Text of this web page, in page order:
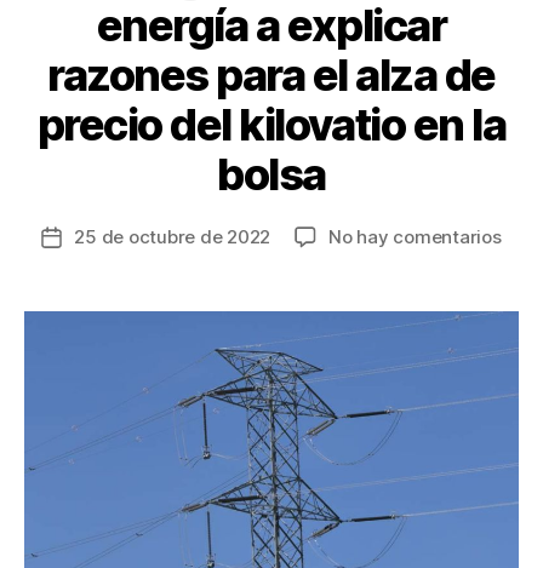
energía a explicar
razones para el alza de
precio del kilovatio en la
bolsa
Fecha
entrada
25 de octubre de 2022 No hay comentariosen
de
el
alza